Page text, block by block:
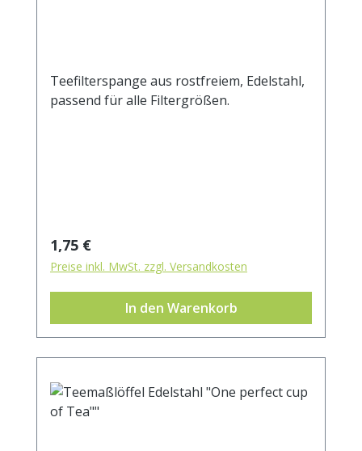
Teefilterspange aus rostfreiem, Edelstahl,
passend für alle Filtergrößen.
Regulärer Preis:
1,75 €
Preise inkl. MwSt. zzgl. Versandkosten
In den Warenkorb